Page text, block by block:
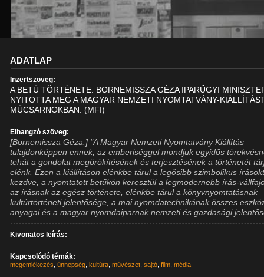
ADATLAP
Inzertszöveg:
A BETŰ TÖRTÉNETE. BORNEMISSZA GÉZA IPARÜGYI
NYITOTTA MEG A MAGYAR NEMZETI NYOMTATVÁNY-
MŰCSARNOKBAN. (MFI)
Elhangzó szöveg:
[Bornemissza Géza:] "A Magyar Nemzeti Nyomtatvány Kiállítás
tulajdonképpen ennek, az emberiséggel mondjuk egyidős
tehát a gondolat megörökítésének és terjesztésének a történetét
elénk. Ezen a kiállításon elénkbe tárul a legősibb szimbolikus
kezdve, a nyomtatott betűkön keresztül a legmodernebb írás-
az írásnak az egész története, elénkbe tárul a könyvnyomtatásnak
kultúrtörténeti jelentősége, a mai nyomdatechnikának összes
anyagai és a magyar nyomdaiparnak nemzeti és gazdasági
Kivonatos leírás:
Kapcsolódó témák:
megemlékezés ,ünnepség ,kultúra ,művészet ,sajtó ,film ,média